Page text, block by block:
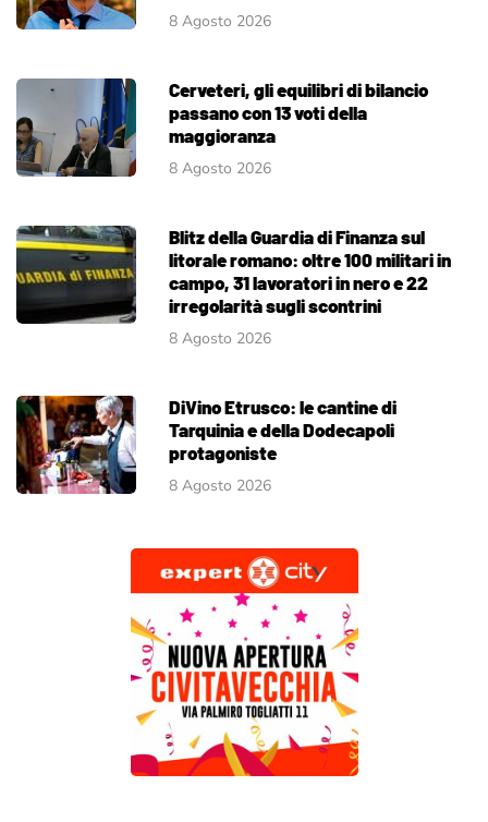
8 Agosto 2026
Cerveteri, gli equilibri di bilancio
passano con 13 voti della
maggioranza
8 Agosto 2026
Blitz della Guardia di Finanza sul
litorale romano: oltre 100 militari in
campo, 31 lavoratori in nero e 22
irregolarità sugli scontrini
8 Agosto 2026
DiVino Etrusco: le cantine di
Tarquinia e della Dodecapoli
protagoniste
8 Agosto 2026